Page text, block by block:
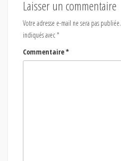
Laisser un commentaire
Votre adresse e-mail ne sera pas publiée.
indiqués avec*
Commentaire*